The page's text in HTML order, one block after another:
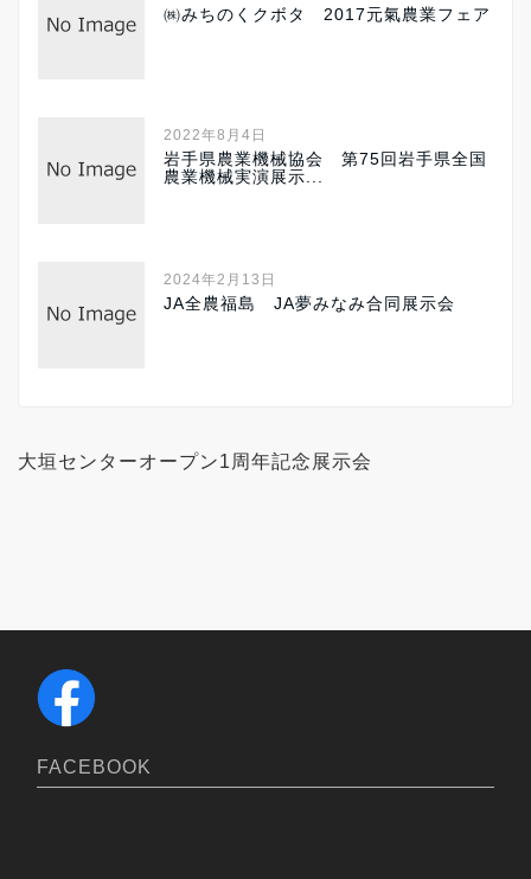
㈱みちのくクボタ 2017元氣農業フェア
2022年8月4日
岩手県農業機械協会 第75回岩手県全国
農業機械実演展示...
2024年2月13日
JA全農福島 JA夢みなみ合同展示会
大垣センターオープン1周年記念展示会
FACEBOOK